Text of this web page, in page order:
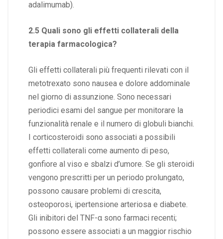
adalimumab).
2.5 Quali sono gli effetti collaterali della
terapia farmacologica?
Gli effetti collaterali più frequenti rilevati con il
metotrexato sono nausea e dolore addominale
nel giorno di assunzione. Sono necessari
periodici esami del sangue per monitorare la
funzionalità renale e il numero di globuli bianchi.
I corticosteroidi sono associati a possibili
effetti collaterali come aumento di peso,
gonfiore al viso e sbalzi d’umore. Se gli steroidi
vengono prescritti per un periodo prolungato,
possono causare problemi di crescita,
osteoporosi, ipertensione arteriosa e diabete.
Gli inibitori del TNF-α sono farmaci recenti;
possono essere associati a un maggior rischio